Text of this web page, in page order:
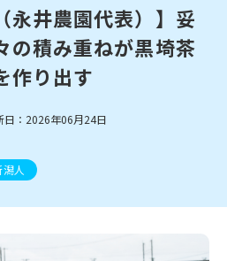
下越
新潟市秋葉区
新潟市西蒲区
閉店
開店まとめ
店
長岡市・開店
店
・閉店
現地レポート
焼肉
パスタ
祭り・伝統行事
学生スポーツ アルビレックス
住宅メーカー・工務
店
貨
スキー場
リユース・買取
新潟人
キャンペーン
とめ
ドラッグストア・ホーム
センター
生活サービス
永井農園代表）】妥
の積み重ねが黒埼茶
作り出す
：2026年06月24日
人